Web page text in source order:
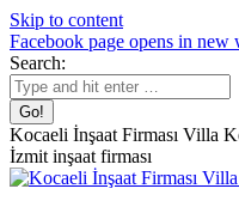
Skip to content
Facebook page opens in new
Search:
Kocaeli İnşaat Firması Villa
İzmit inşaat firması